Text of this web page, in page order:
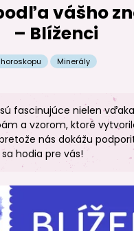
vášho
– Blíženci
Minerály
fascinujúce nielen
a vzorom, ktoré
nás dokážu
hodia pre vás!